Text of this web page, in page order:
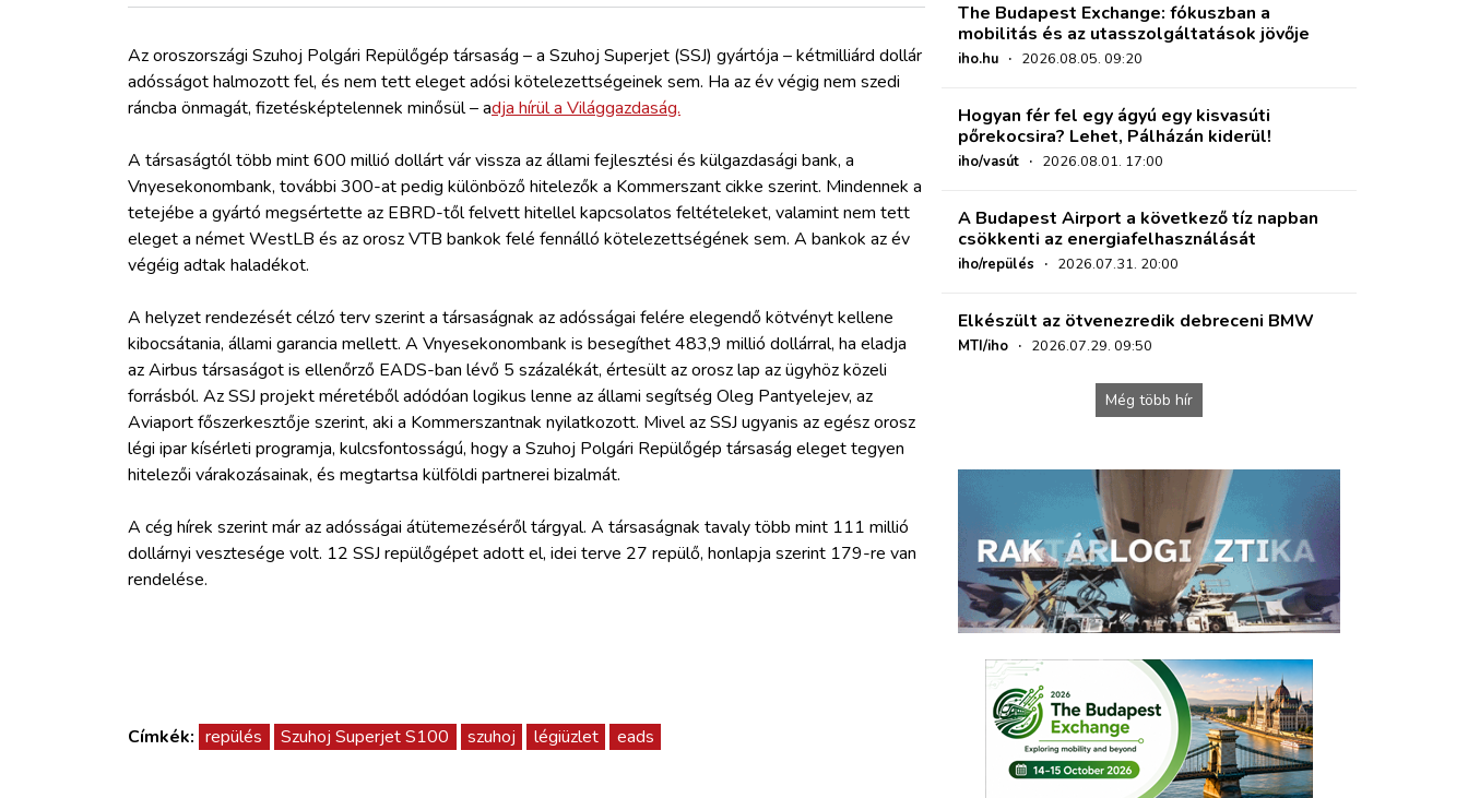
HAJÓZÁS
ARCHÍVUM
WEBSHOP
BELÉPÉS
REGISZTRÁCIÓ
Az oroszországi Szuhoj Polgári Repülőgép társaság – a Szuhoj Superjet (SSJ) gyártója – kétmilliárd dollár
adósságot halmozott fel, és nem tett eleget adósi kötelezettségeinek sem. Ha az év végig nem szedi
ráncba önmagát, fizetésképtelennek minősül – adja hírül a Világgazdaság.
A társaságtól több mint 600 millió dollárt vár vissza az állami fejlesztési és külgazdasági bank, a
Vnyesekonombank, további 300-at pedig különböző hitelezők a Kommerszant cikke szerint. Mindennek a
tetejébe a gyártó megsértette az EBRD-től felvett hitellel kapcsolatos feltételeket, valamint nem tett
eleget a német WestLB és az orosz VTB bankok felé fennálló kötelezettségének sem. A bankok az év
végéig adtak haladékot.
A helyzet rendezését célzó terv szerint a társaságnak az adósságai felére elegendő kötvényt kellene
kibocsátania, állami garancia mellett. A Vnyesekonombank is besegíthet 483,9 millió dollárral, ha eladja
az Airbus társaságot is ellenőrző EADS-ban lévő 5 százalékát, értesült az orosz lap az ügyhöz közeli
forrásból. Az SSJ projekt méretéből adódóan logikus lenne az állami segítség Oleg Pantyelejev, az
Aviaport főszerkesztője szerint, aki a Kommerszantnak nyilatkozott. Mivel az SSJ ugyanis az egész orosz
légi ipar kísérleti programja, kulcsfontosságú, hogy a Szuhoj Polgári Repülőgép társaság eleget tegyen
hitelezői várakozásainak, és megtartsa külföldi partnerei bizalmát.
A cég hírek szerint már az adósságai átütemezéséről tárgyal. A társaságnak tavaly több mint 111 millió
dollárnyi vesztesége volt. 12 SSJ repülőgépet adott el, idei terve 27 repülő, honlapja szerint 179-re van
rendelése.
Címkék: repülés Szuhoj Superjet S100 szuhoj légiüzlet eads
The Budapest Exchange: fókuszban a
mobilitás és az utasszolgáltatások jövője
iho.hu · 2026.08.05. 09:20
Hogyan fér fel egy ágyú egy kisvasúti
pőrekocsira? Lehet, Pálházán kiderül!
iho/vasút · 2026.08.01. 17:00
A Budapest Airport a következő tíz napban
csökkenti az energiafelhasználását
iho/repülés · 2026.07.31. 20:00
Elkészült az ötvenezredik debreceni BMW
MTI/iho · 2026.07.29. 09:50
Még több hír